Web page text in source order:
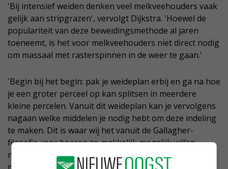
'Bij intensief weiden denken veel melkveehouders vaak
gelijk aan stripgrazen', vervolgt Dijkstra. 'Hoewel de
populariteit van deze beweidingsmethode al jaren
toeneemt, is het voor melkveehouders niet direct nodig
om massaal met rasterspinnen in de weer te gaan.'
'Begin bij het begin: pak je weideplan erbij en ga na hoe
je een groter perceel op kan splitsen in meerdere
kleine percelen. Vanuit dit weideplan kan je vervolgens
nagaan welke middelen je nodig hebt om deze indeling
te maken. Dit is waar wij het vanuit de Gallagher-
filosofie voor boeren zo makkelijk mogelijk willen
maken. Al tientallen jaren ontwikkelen wij producten